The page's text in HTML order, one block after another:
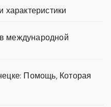
характеристики
международной
Помощь, Которая